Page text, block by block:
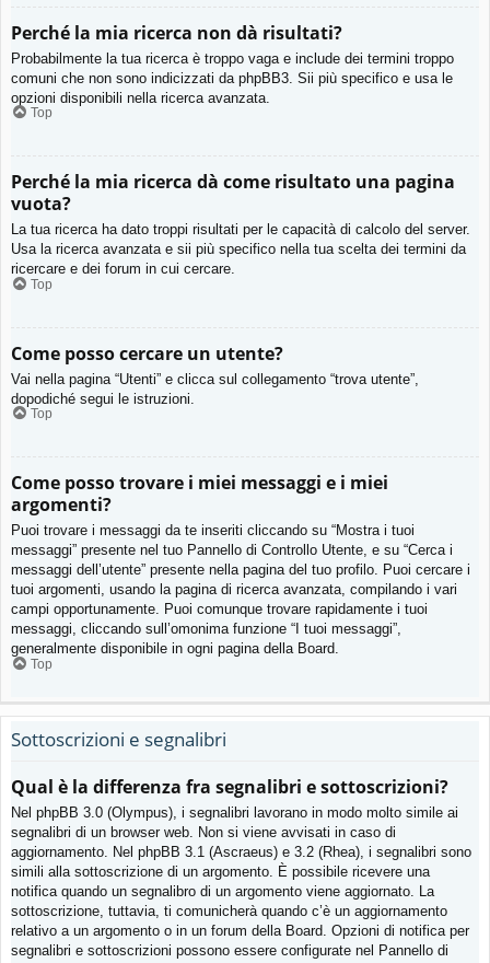
Perché la mia ricerca non dà risultati?
Probabilmente la tua ricerca è troppo vaga e include dei termini troppo
comuni che non sono indicizzati da phpBB3. Sii più specifico e usa le
opzioni disponibili nella ricerca avanzata.
Top
Perché la mia ricerca dà come risultato una pagina
vuota?
La tua ricerca ha dato troppi risultati per le capacità di calcolo del server.
Usa la ricerca avanzata e sii più specifico nella tua scelta dei termini da
ricercare e dei forum in cui cercare.
Top
Come posso cercare un utente?
Vai nella pagina “Utenti” e clicca sul collegamento “trova utente”,
dopodiché segui le istruzioni.
Top
Come posso trovare i miei messaggi e i miei
argomenti?
Puoi trovare i messaggi da te inseriti cliccando su “Mostra i tuoi
messaggi” presente nel tuo Pannello di Controllo Utente, e su “Cerca i
messaggi dell’utente” presente nella pagina del tuo profilo. Puoi cercare i
tuoi argomenti, usando la pagina di ricerca avanzata, compilando i vari
campi opportunamente. Puoi comunque trovare rapidamente i tuoi
messaggi, cliccando sull’omonima funzione “I tuoi messaggi”,
generalmente disponibile in ogni pagina della Board.
Top
Sottoscrizioni e segnalibri
Qual è la differenza fra segnalibri e sottoscrizioni?
Nel phpBB 3.0 (Olympus), i segnalibri lavorano in modo molto simile ai
segnalibri di un browser web. Non si viene avvisati in caso di
aggiornamento. Nel phpBB 3.1 (Ascraeus) e 3.2 (Rhea), i segnalibri sono
simili alla sottoscrizione di un argomento. È possibile ricevere una
notifica quando un segnalibro di un argomento viene aggiornato. La
sottoscrizione, tuttavia, ti comunicherà quando c’è un aggiornamento
relativo a un argomento o in un forum della Board. Opzioni di notifica per
segnalibri e sottoscrizioni possono essere configurate nel Pannello di